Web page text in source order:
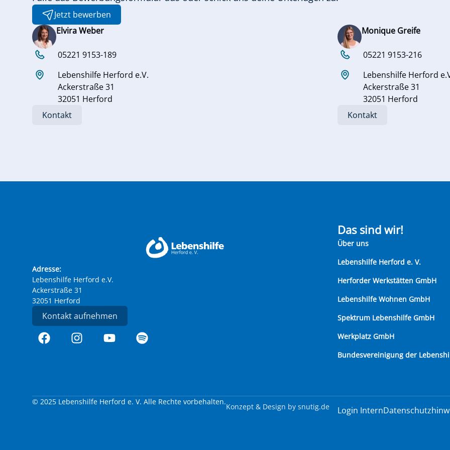
Jetzt bewerben
Elvira Weber
05221 9153-189
Lebenshilfe Herford e.V.
Ackerstraße 31
32051 Herford
Kontakt
Monique Greife
05221 9153-216
Lebenshilfe Herford
Ackerstraße 31
32051 Herford
Kontakt
Adresse:
Lebenshilfe Herford e.V.
Ackerstraße 31
32051 Herford
Kontakt aufnehmen
Das sind wir!
Über uns
Lebenshilfe Herford e. V.
Herforder Werkstätten GmbH
Lebenshilfe Wohnen GmbH
Spektrum Lebenshilfe GmbH
Werkplatz GmbH
Bundesvereinigung der
© 2025 Lebenshilfe Herford e. V. Alle Rechte vorbehalten.
Konzept & Design by snutig.de Login Intern